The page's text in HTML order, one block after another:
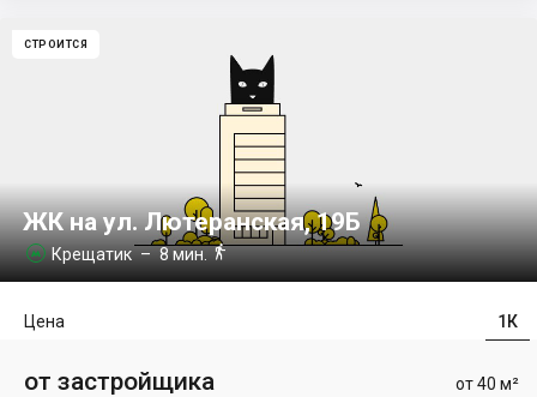
СТРОИТСЯ
ЖК на ул. Лютеранская, 19Б
 Крещатик– 8 мин.
1К
Цена
от 40 м²
от застройщика